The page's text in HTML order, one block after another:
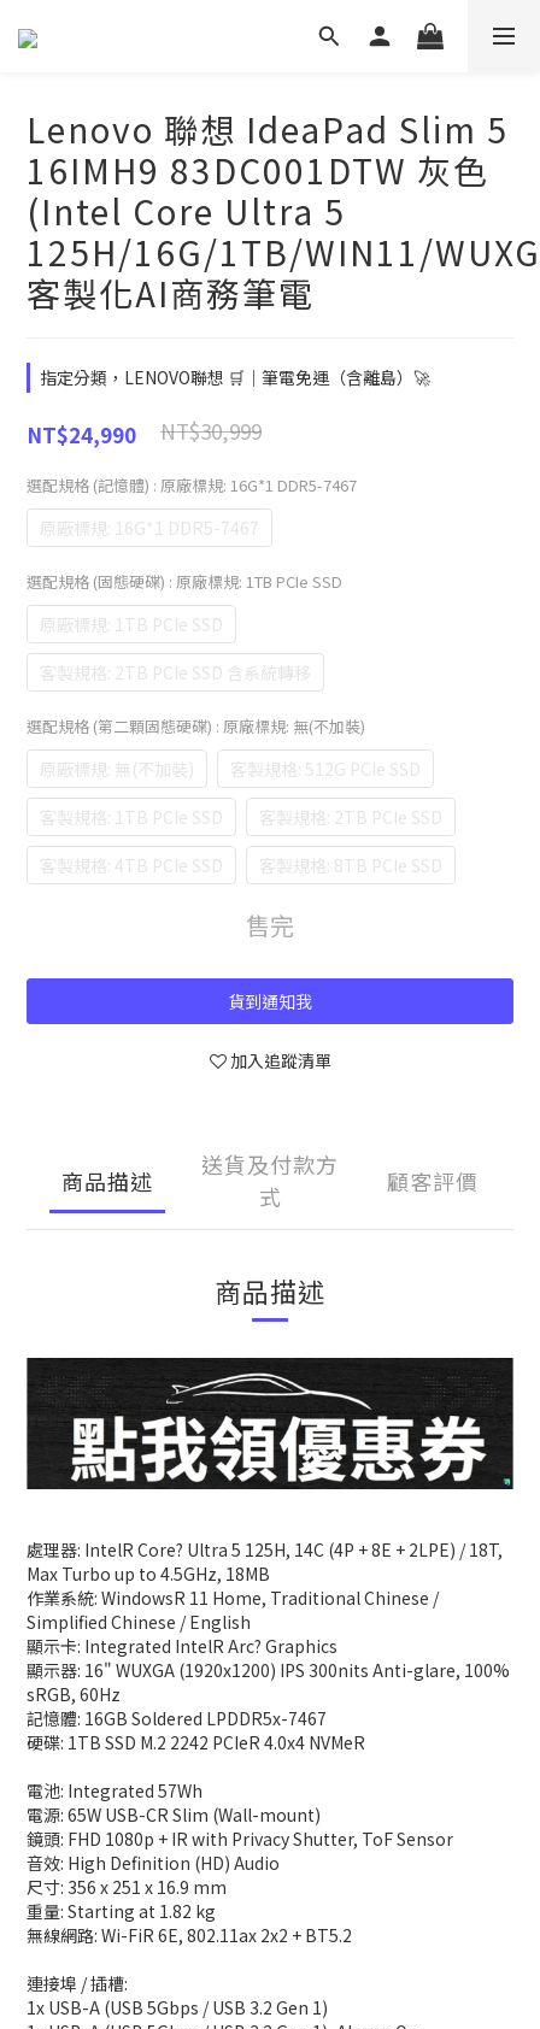
Lenovo 聯想 IdeaPad Slim 5
16IMH9 83DC001DTW 灰色
(Intel Core Ultra 5
125H/16G/1TB/WIN11/
客製化AI商務筆電
指定分類，LENOVO聯想 🛒｜筆電免運（含離島）🚀
NT$30,999
NT$24,990
選配規格 (記憶體) : 原廠標規: 16G*1 DDR5-7467
原廠標規: 16G*1 DDR5-7467
選配規格 (固態硬碟) : 原廠標規: 1TB PCIe SSD
原廠標規: 1TB PCIe SSD
客製規格: 2TB PCIe SSD 含系統轉移
選配規格 (第二顆固態硬碟) : 原廠標規: 無(不加裝)
原廠標規: 無(不加裝)
客製規格: 512G PCIe SSD
客製規格: 1TB PCIe SSD
客製規格: 2TB PCIe SSD
客製規格: 4TB PCIe SSD
客製規格: 8TB PCIe SSD
售完
貨到通知我
加入追蹤清單
商品描述
送貨及付款方
式
顧客評價
商品描述
處理器: IntelR Core? Ultra 5 125H, 14C (4P + 8E + 2LPE) / 18T,
Max Turbo up to 4.5GHz, 18MB
作業系統: WindowsR 11 Home, Traditional Chinese /
Simplified Chinese / English
顯示卡: Integrated IntelR Arc? Graphics
顯示器: 16" WUXGA (1920x1200) IPS 300nits Anti-glare, 100%
sRGB, 60Hz
記憶體: 16GB Soldered LPDDR5x-7467
硬碟: 1TB SSD M.2 2242 PCIeR 4.0x4 NVMeR
電池: Integrated 57Wh
電源: 65W USB-CR Slim (Wall-mount)
鏡頭: FHD 1080p + IR with Privacy Shutter, ToF Sensor
音效: High Definition (HD) Audio
尺寸: 356 x 251 x 16.9 mm
重量: Starting at 1.82 kg
無線網路: Wi-FiR 6E, 802.11ax 2x2 + BT5.2
連接埠 / 插槽:
1x USB-A (USB 5Gbps / USB 3.2 Gen 1)